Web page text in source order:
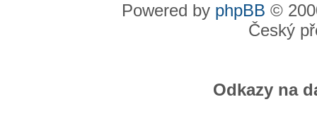
Powered by phpBB ©
Český
Odkazy na